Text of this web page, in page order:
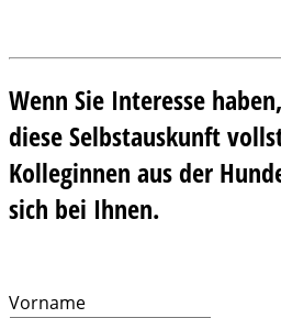
Wenn Sie Interesse
diese Selbstauskunft
Kolleginnen aus der
sich bei Ihnen.
Vorname